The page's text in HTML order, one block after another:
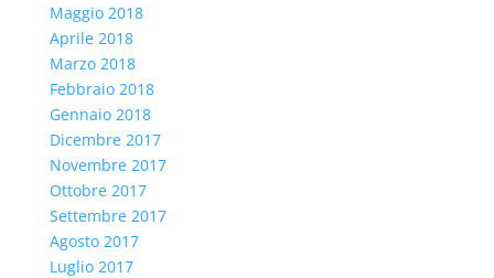
Maggio 2018
Aprile 2018
Marzo 2018
Febbraio 2018
Gennaio 2018
Dicembre 2017
Novembre 2017
Ottobre 2017
Settembre 2017
Agosto 2017
Luglio 2017